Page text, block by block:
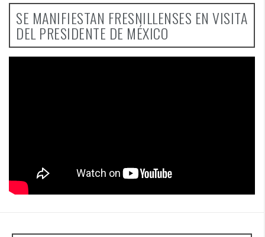
SE MANIFIESTAN FRESNILLENSES EN VISITA
DEL PRESIDENTE DE MÉXICO